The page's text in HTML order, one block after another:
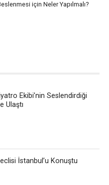
için Neler Yapılmalı?
Ekibi’nin Seslendirdiği
Ulaştı
İstanbul’u Konuştu